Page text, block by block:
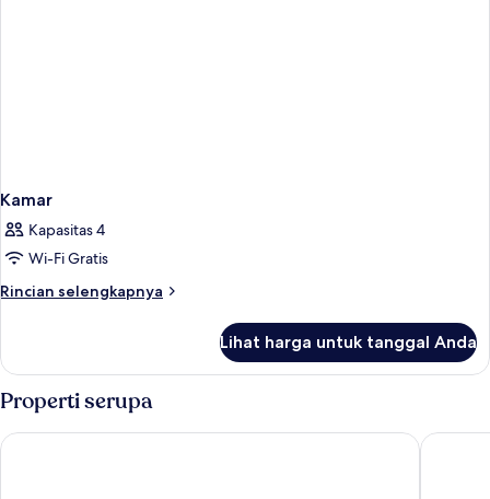
Kamar
Kapasitas 4
Wi-Fi Gratis
Rincian selengkapnya
Rincian
Kamar
Lihat harga untuk tanggal Anda
Properti serupa
Calea Tulum Boutique Hotel Xambé